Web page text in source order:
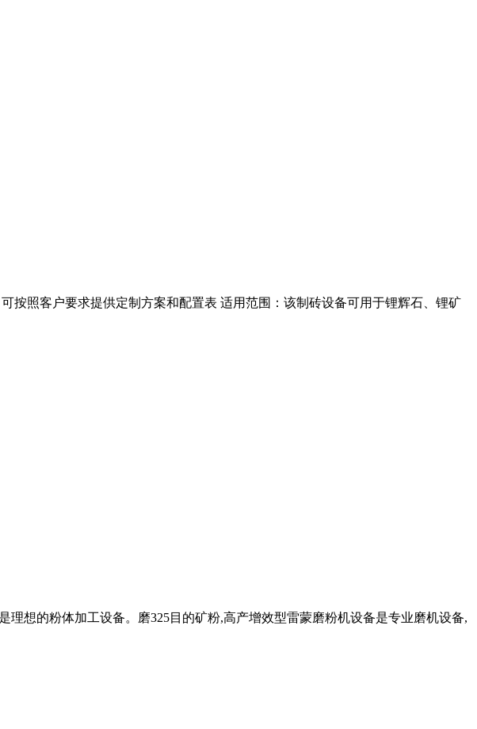
按照客户要求提供定制方案和配置表 适用范围：该制砖设备可用于锂辉石、锂矿
想的粉体加工设备。磨325目的矿粉,高产增效型雷蒙磨粉机设备是专业磨机设备,